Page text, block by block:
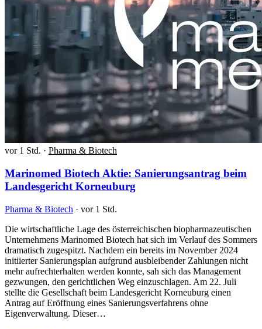
vor 1 Std. · Pharma & Biotech
Marinomed Biotech Aktie: Sanierungsantrag beim
Landesgericht Korneuburg
Pharma & Biotech · vor 1 Std.
Die wirtschaftliche Lage des österreichischen biopharmazeutischen
Unternehmens Marinomed Biotech hat sich im Verlauf des Sommers
dramatisch zugespitzt. Nachdem ein bereits im November 2024
initiierter Sanierungsplan aufgrund ausbleibender Zahlungen nicht
mehr aufrechterhalten werden konnte, sah sich das Management
gezwungen, den gerichtlichen Weg einzuschlagen. Am 22. Juli
stellte die Gesellschaft beim Landesgericht Korneuburg einen
Antrag auf Eröffnung eines Sanierungsverfahrens ohne
Eigenverwaltung. Dieser…